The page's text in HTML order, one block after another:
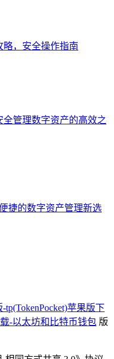
略，安全操作指南
管理数字资产的高效之
捷的数字资产管理新选
tp(TokenPocket)苹果版下
-以太坊和比特币钱包 版